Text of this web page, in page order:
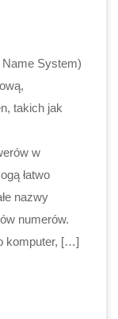
System)
takich jak
w
łatwo
nazwy
numerów.
komputer, […]